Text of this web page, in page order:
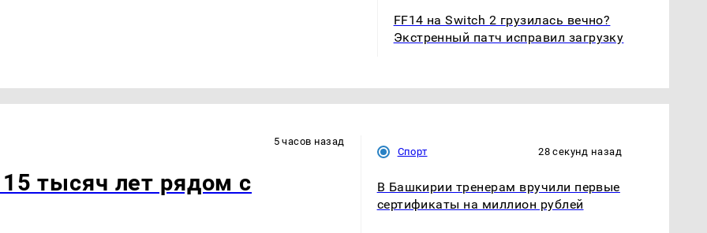
FF14 на Switch 2 грузилась вечно?
Экстренный патч исправил загрузку
5 часов назад
тысяч лет рядом с
Спорт 28 секунд назад
В Башкирии тренерам вручили первые
сертификаты на миллион рублей